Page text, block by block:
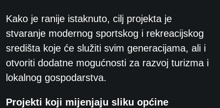
Kako je ranije istaknuto, cilj projekta je
stvaranje modernog sportskog i rekreacijskog
središta koje će služiti svim generacijama, ali i
otvoriti dodatne mogućnosti za razvoj turizma i
lokalnog gospodarstva.
Projekti koji mijenjaju sliku općine